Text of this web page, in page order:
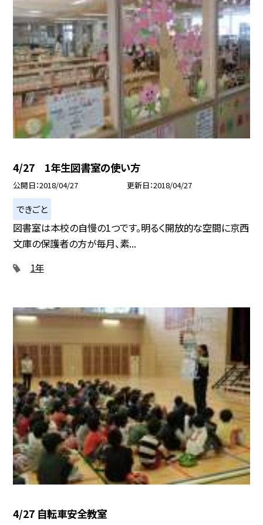
4/27 1年生図書室の使い方
公開日 2018/04/27 更新日 2018/04/27
できごと
図書室は本校の自慢の1つです。明るく開放的な空間に京西
文庫の保護者の方が毎月、素...
1年
4/27 自転車安全教室